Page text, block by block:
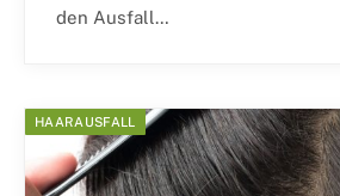
den Ausfall…
HAARAUSFALL